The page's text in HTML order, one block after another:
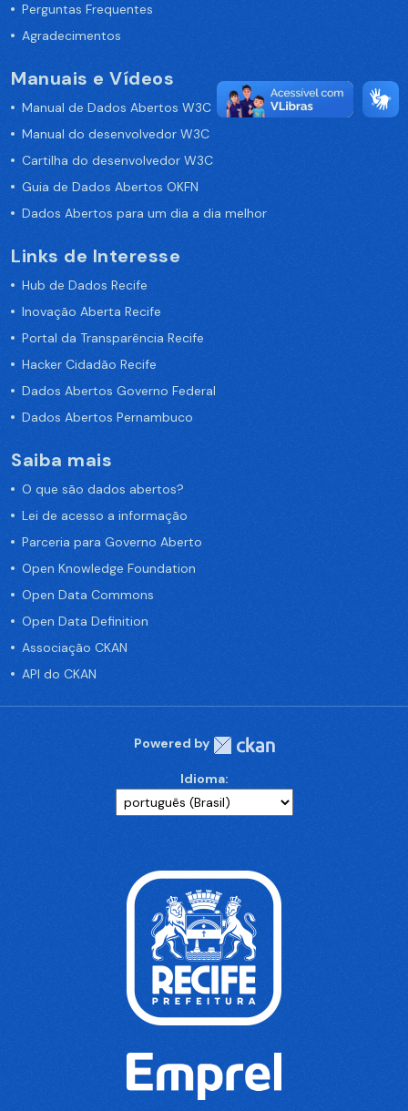
Perguntas Frequentes
Agradecimentos
Manuais e Vídeos
Manual de Dados Abertos W3C
Manual do desenvolvedor W3C
Cartilha do desenvolvedor W3C
Guia de Dados Abertos OKFN
Dados Abertos para um dia a dia melhor
Links de Interesse
Hub de Dados Recife
Inovação Aberta Recife
Portal da Transparência Recife
Hacker Cidadão Recife
Dados Abertos Governo Federal
Dados Abertos Pernambuco
Saiba mais
O que são dados abertos?
Lei de acesso a informação
Parceria para Governo Aberto
Open Knowledge Foundation
Open Data Commons
Open Data Definition
Associação CKAN
API do CKAN
Powered by
Idioma